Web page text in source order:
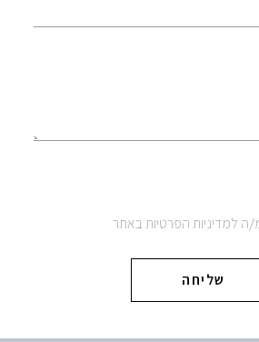
ה למדיניות הפרטיות באתר
שליחה